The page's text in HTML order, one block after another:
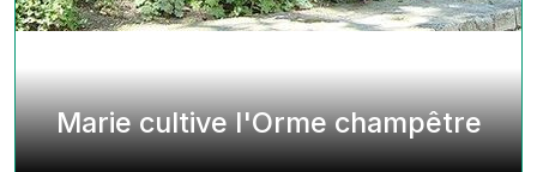
Marie cultive l'Orme champêtre